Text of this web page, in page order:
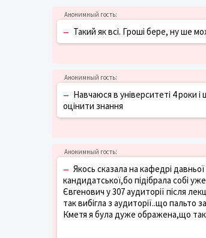
– Такий як всі. Гроші бере, ну ше
– Навчаюся в університеті 4 роки
оцінити знання
– Якось сказала на кафедрі
кандидатської,бо підібрала собі
Євгенович у 307 аудиторії після
так вибігла з аудиторії..що пальто
Кметя я була дуже ображена,що